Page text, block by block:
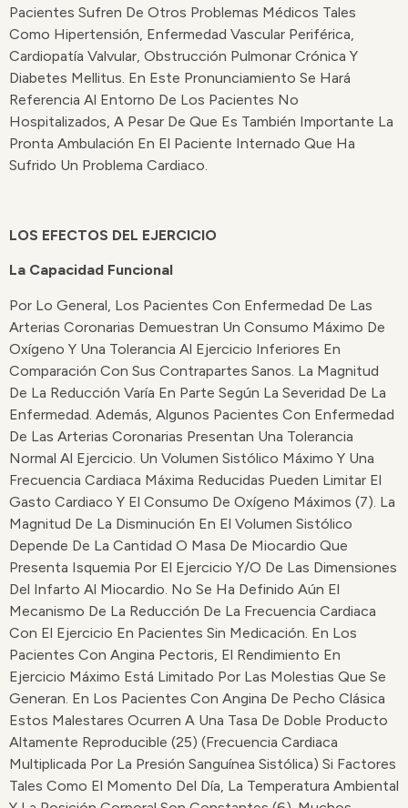
Pacientes Sufren De Otros Problemas Médicos Tales
Como Hipertensión, Enfermedad Vascular Periférica,
Cardiopatía Valvular, Obstrucción Pulmonar Crónica Y
Diabetes Mellitus. En Este Pronunciamiento Se Hará
Referencia Al Entorno De Los Pacientes No
Hospitalizados, A Pesar De Que Es También Importante La
Pronta Ambulación En El Paciente Internado Que Ha
Sufrido Un Problema Cardiaco.
LOS EFECTOS DEL EJERCICIO
La Capacidad Funcional
Por Lo General, Los Pacientes Con Enfermedad De Las
Arterias Coronarias Demuestran Un Consumo Máximo De
Oxígeno Y Una Tolerancia Al Ejercicio Inferiores En
Comparación Con Sus Contrapartes Sanos. La Magnitud
De La Reducción Varía En Parte Según La Severidad De La
Enfermedad. Además, Algunos Pacientes Con Enfermedad
De Las Arterias Coronarias Presentan Una Tolerancia
Normal Al Ejercicio. Un Volumen Sistólico Máximo Y Una
Frecuencia Cardiaca Máxima Reducidas Pueden Limitar El
Gasto Cardiaco Y El Consumo De Oxígeno Máximos (7). La
Magnitud De La Disminución En El Volumen Sistólico
Depende De La Cantidad O Masa De Miocardio Que
Presenta Isquemia Por El Ejercicio Y/o De Las Dimensiones
Del Infarto Al Miocardio. No Se Ha Definido Aún El
Mecanismo De La Reducción De La Frecuencia Cardiaca
Con El Ejercicio En Pacientes Sin Medicación. En Los
Pacientes Con Angina Pectoris, El Rendimiento En
Ejercicio Máximo Está Limitado Por Las Molestias Que Se
Generan. En Los Pacientes Con Angina De Pecho Clásica
Estos Malestares Ocurren A Una Tasa De Doble Producto
Altamente Reproducible (25) (frecuencia Cardiaca
Multiplicada Por La Presión Sanguínea Sistólica) Si Factores
Tales Como El Momento Del Día, La Temperatura Ambiental